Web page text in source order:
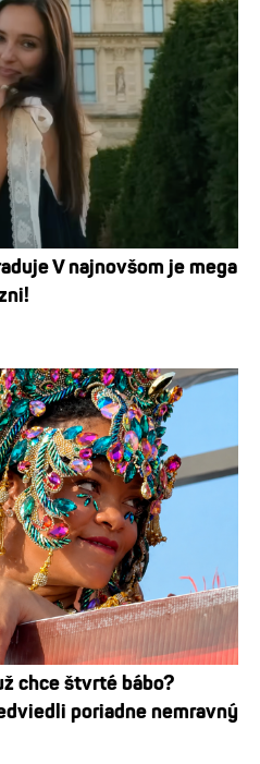
V najnovšom je mega
chce štvrté bábo?
poriadne nemravný